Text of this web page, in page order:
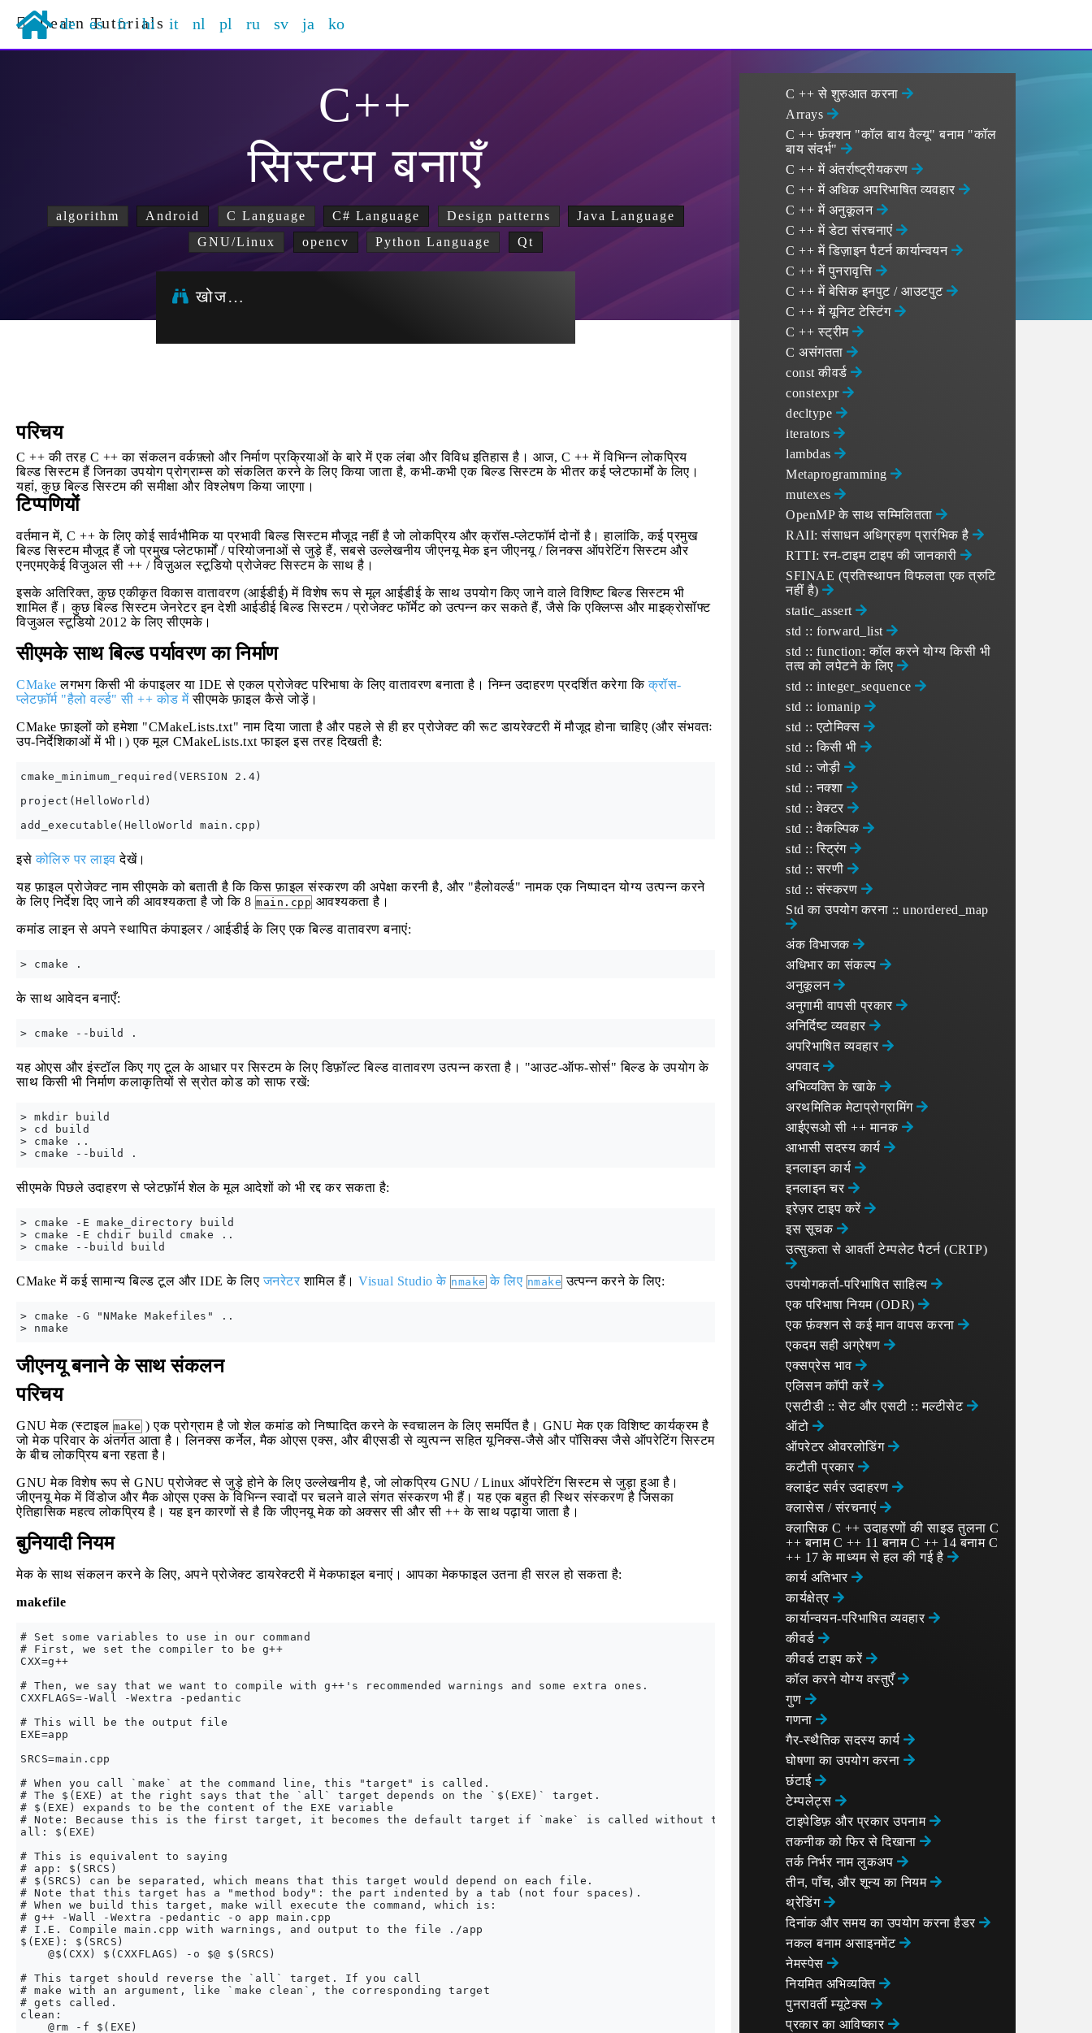
Learn Tutorials
de es fr hi it nl pl ru sv ja ko
C++
सिस्टम बनाएँ
algorithm Android C Language C# Language Design patterns
Java Language
GNU/Linux
opencv Python Language Qt
खोज…
परिचय
C ++ की तरह C ++ का संकलन वर्कफ़्लो और निर्माण प्रक्रियाओं के बारे में एक लंबा और विविध इतिहास है। आज, C ++ में विभिन्न लोकप्रिय
बिल्ड सिस्टम हैं जिनका उपयोग प्रोग्राम्स को संकलित करने के लिए किया जाता है, कभी-कभी एक बिल्ड सिस्टम के भीतर कई प्लेटफार्मों के लिए।
यहां, कुछ बिल्ड सिस्टम की समीक्षा और विश्लेषण किया जाएगा।
टिप्पणियों
वर्तमान में, C ++ के लिए कोई सार्वभौमिक या प्रभावी बिल्ड सिस्टम मौजूद नहीं है जो लोकप्रिय और क्रॉस-प्लेटफॉर्म दोनों है। हालांकि, कई प्रमुख
बिल्ड सिस्टम मौजूद हैं जो प्रमुख प्लेटफार्मों / परियोजनाओं से जुड़े हैं, सबसे उल्लेखनीय जीएनयू मेक इन जीएनयू / लिनक्स ऑपरेटिंग सिस्टम और
एनएमएकेई विजुअल सी ++ / विज़ुअल स्टूडियो प्रोजेक्ट सिस्टम के साथ है।
इसके अतिरिक्त, कुछ एकीकृत विकास वातावरण (आईडीई) में विशेष रूप से मूल आईडीई के साथ उपयोग किए जाने वाले विशिष्ट बिल्ड सिस्टम भी
शामिल हैं। कुछ बिल्ड सिस्टम जेनरेटर इन देशी आईडीई बिल्ड सिस्टम / प्रोजेक्ट फॉर्मेट को उत्पन्न कर सकते हैं, जैसे कि एक्लिप्स और माइक्रोसॉफ्ट
विजुअल स्टूडियो 2012 के लिए सीएमके।
सीएमके साथ बिल्ड पर्यावरण का निर्माण
CMake लगभग किसी भी कंपाइलर या IDE से एकल प्रोजेक्ट परिभाषा के लिए वातावरण बनाता है। निम्न उदाहरण प्रदर्शित करेगा किक्रॉस-
प्लेटफ़ॉर्म "हैलो वर्ल्ड" सी ++ कोड मेंसीएमके फ़ाइल कैसे जोड़ें।
CMake फ़ाइलों को हमेशा "CMakeLists.txt" नाम दिया जाता है और पहले से ही हर प्रोजेक्ट की रूट डायरेक्टरी में मौजूद होना चाहिए (और संभवतः
उप-निर्देशिकाओं में भी।) एक मूल CMakeLists.txt फाइल इस तरह दिखती है:
cmake_minimum_required(VERSION 2.4)
project(HelloWorld)
इसेकोलिरु पर लाइव देखें।
यह फ़ाइल प्रोजेक्ट नाम सीएमके को बताती है कि किस फ़ाइल संस्करण की अपेक्षा करनी है, और "हैलोवर्ल्ड" नामक एक निष्पादन योग्य उत्पन्न करने
के लिए निर्देश दिए जाने की आवश्यकता है जो कि 8 main.cpp आवश्यकता है।
कमांड लाइन से अपने स्थापित कंपाइलर / आईडीई के लिए एक बिल्ड वातावरण बनाएं:
के साथ आवेदन बनाएँ:
यह ओएस और इंस्टॉल किए गए टूल के आधार पर सिस्टम के लिए डिफ़ॉल्ट बिल्ड वातावरण उत्पन्न करता है। "आउट-ऑफ-सोर्स" बिल्ड के उपयोग के
साथ किसी भी निर्माण कलाकृतियों से स्रोत कोड को साफ रखें:
> mkdir build
> cd build
> cmake ..
सीएमके पिछले उदाहरण से प्लेटफ़ॉर्म शेल के मूल आदेशों को भी रद्द कर सकता है:
> cmake -E make_directory build
> cmake -E chdir build cmake ..
CMake में कई सामान्य बिल्ड टूल और IDE के लिएजनरेटर शामिल हैं। Visual Studio के nmake के लिए nmake उत्पन्न करने के लिए:
> cmake -G "NMake Makefiles" ..
जीएनयू बनाने के साथ संकलन
परिचय
GNU मेक (स्टाइल make ) एक प्रोग्राम है जो शेल कमांड को निष्पादित करने के स्वचालन के लिए समर्पित है। GNU मेक एक विशिष्ट कार्यक्रम है
जो मेक परिवार के अंतर्गत आता है। लिनक्स कर्नेल, मैक ओएस एक्स, और बीएसडी से व्युत्पन्न सहित यूनिक्स-जैसे और पॉसिक्स जैसे ऑपरेटिंग सिस्टम
के बीच लोकप्रिय बना रहता है।
GNU मेक विशेष रूप से GNU प्रोजेक्ट से जुड़े होने के लिए उल्लेखनीय है, जो लोकप्रिय GNU / Linux ऑपरेटिंग सिस्टम से जुड़ा हुआ है।
जीएनयू मेक में विंडोज और मैक ओएस एक्स के विभिन्न स्वादों पर चलने वाले संगत संस्करण भी हैं। यह एक बहुत ही स्थिर संस्करण है जिसका
ऐतिहासिक महत्व लोकप्रिय है। यह इन कारणों से है कि जीएनयू मेक को अक्सर सी और सी ++ के साथ पढ़ाया जाता है।
बुनियादी नियम
मेक के साथ संकलन करने के लिए, अपने प्रोजेक्ट डायरेक्टरी में मेकफाइल बनाएं। आपका मेकफाइल उतना ही सरल हो सकता है:
makefile
# Set some variables to use in our command
# First, we set the compiler to be g++
CXX=g++
# Then, we say that we want to compile with g++'s recommended warnings and some extra ones.
CXXFLAGS=-Wall -Wextra -pedantic
# This will be the output file
EXE=app
SRCS=main.cpp
# When you call `make` at the command line, this "target" is called.
# The $(EXE) at the right says that the `all` target depends on the `$(EXE)` target.
# $(EXE) expands to be the content of the EXE variable
# Note: Because this is the first target, it becomes the default target if `make` is called without target
all: $(EXE)
# This is equivalent to saying
# app: $(SRCS)
# $(SRCS) can be separated, which means that this target would depend on each file.
# Note that this target has a "method body": the part indented by a tab (not four spaces).
# When we build this target, make will execute the command, which is:
# g++ -Wall -Wextra -pedantic -o app main.cpp
# I.E. Compile main.cpp with warnings, and output to the file ./app
$(EXE): $(SRCS)
    @$(CXX) $(CXXFLAGS) -o $@ $(SRCS)
# This target should reverse the `all` target. If you call
# make with an argument, like `make clean`, the corresponding target
# gets called.
clean:
C ++ से शुरुआत करना
Arrays
C ++ फ़ंक्शन "कॉल बाय वैल्यू" बनाम "कॉल
बाय संदर्भ"
C ++ में अंतर्राष्ट्रीयकरण
C ++ में अधिक अपरिभाषित व्यवहार
C ++ में अनुकूलन
C ++ में डेटा संरचनाएं
C ++ में डिज़ाइन पैटर्न कार्यान्वयन
C ++ में पुनरावृत्ति
C ++ में बेसिक इनपुट / आउटपुट
C ++ में यूनिट टेस्टिंग
C ++ स्ट्रीम
C असंगतता
const कीवर्ड
constexpr
decltype
iterators
lambdas
Metaprogramming
mutexes
OpenMP के साथ सम्‍मिलितता
RAII: संसाधन अधिग्रहण प्रारंभिक है
RTTI: रन-टाइम टाइप की जानकारी
SFINAE (प्रतिस्थापन विफलता एक त्रुटि
नहीं है)
static_assert
std :: forward_list
std :: function: कॉल करने योग्य किसी भी
तत्व को लपेटने के लिए
std :: integer_sequence
std :: iomanip
std :: एटोमिक्स
std :: किसी भी
std :: जोड़ी
std :: नक्शा
std :: वेक्टर
std :: वैकल्पिक
std :: स्ट्रिंग
std :: सरणी
std :: संस्करण
Std का उपयोग करना :: unordered_map
अंक विभाजक
अधिभार का संकल्प
अनुकूलन
अनुगामी वापसी प्रकार
अनिर्दिष्ट व्यवहार
अपरिभाषित व्यवहार
अपवाद
अभिव्यक्ति के खाके
अरथमितिक मेटाप्रोग्रामिंग
आईएसओ सी ++ मानक
आभासी सदस्य कार्य
इनलाइन कार्य
इनलाइन चर
इरेज़र टाइप करें
इस सूचक
उत्सुकता से आवर्ती टेम्पलेट पैटर्न (CRTP)
उपयोगकर्ता-परिभाषित साहित्य
एक परिभाषा नियम (ODR)
एक फ़ंक्शन से कई मान वापस करना
एकदम सही अग्रेषण
एक्सप्रेस भाव
एलिसन कॉपी करें
एसटीडी :: सेट और एसटी :: मल्टीसेट
ऑटो
ऑपरेटर ओवरलोडिंग
कटौती प्रकार
क्लाइंट सर्वर उदाहरण
क्लासेस / संरचनाएं
क्लासिक C ++ उदाहरणों की साइड तुलना C
++ बनाम C ++ 11 बनाम C ++ 14 बनाम C
++ 17 के माध्यम से हल की गई है
कार्य अतिभार
कार्यक्षेत्र
कार्यान्वयन-परिभाषित व्यवहार
कीवर्ड
कीवर्ड टाइप करें
कॉल करने योग्य वस्तुएँ
गुण
गणना
गैर-स्थैतिक सदस्य कार्य
घोषणा का उपयोग करना
छंटाई
टेम्पलेट्स
टाइपेडिफ़ और प्रकार उपनाम
तकनीक को फिर से दिखाना
तर्क निर्भर नाम लुकअप
तीन, पाँच, और शून्य का नियम
थ्रेडिंग
दिनांक और समय का उपयोग करनाहैडर
नकल बनाम असाइनमेंट
नेमस्पेस
नियमित अभिव्यक्ति
पुनरावर्ती म्यूटेक्स
प्रकार का आविष्कार